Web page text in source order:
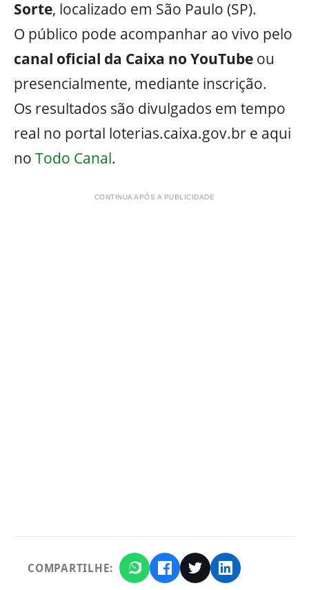
Sorte, localizado em São Paulo (SP).
O público pode acompanhar ao vivo pelo
canal oficial da Caixa no YouTube ou
presencialmente, mediante inscrição.
Os resultados são divulgados em tempo
real no portal loterias.caixa.gov.br e aqui
no Todo Canal.
CONTINUA APÓS A PUBLICIDADE
COMPARTILHE: